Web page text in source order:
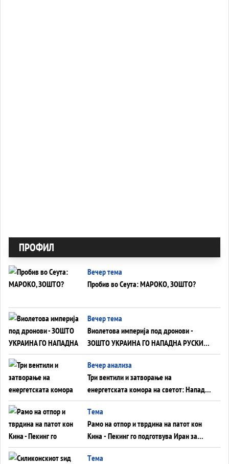
ПРОФИЛ
Вечер тема
Пробив во Сеута: МАРОКО, ЗОШТО?
Вечер тема
Виолетова империја под дронови -
ЗОШТО УКРАИНА ГО НАПАДНА РУСКИОТ
WILDBERRIES
Вечер анализа
Три вентили и затворање на
енергетската комора на светот: Нападот
во Суец најавува глобален енергетски
инфаркт?
Tема
Рамо на отпор и тврдина на патот кон
Кина - Пекинг го подготвува Иран за
американска копнена инвазија
Tема